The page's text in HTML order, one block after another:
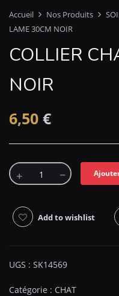
Accueil Nos Produits
LAME 30CM NOIR
COLLIER
NOIR
6,50 €
Add to wishlist
UGS : SK14569
Catégorie : CHAT